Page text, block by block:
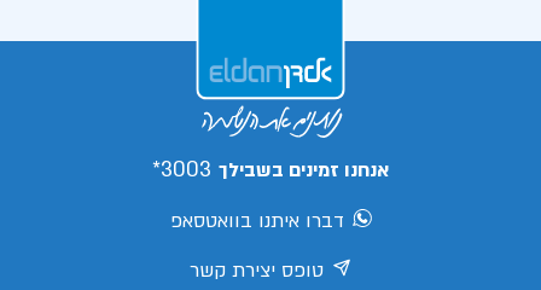
אנחנו זמינים בשבילך 3003*
דברו איתנו בוואטסאפ
טופס יצירת קשר